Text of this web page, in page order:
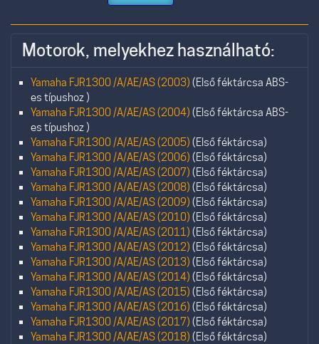
Motorok, melyekhez használható:
Yamaha FJR1300 /A/AE/AS (2003) (Első féktárcsa ABS-
es típushoz )
Yamaha FJR1300 /A/AE/AS (2004) (Első féktárcsa ABS-
es típushoz )
Yamaha FJR1300 /A/AE/AS (2005) (Első féktárcsa)
Yamaha FJR1300 /A/AE/AS (2006) (Első féktárcsa)
Yamaha FJR1300 /A/AE/AS (2007) (Első féktárcsa)
Yamaha FJR1300 /A/AE/AS (2008) (Első féktárcsa)
Yamaha FJR1300 /A/AE/AS (2009) (Első féktárcsa)
Yamaha FJR1300 /A/AE/AS (2010) (Első féktárcsa)
Yamaha FJR1300 /A/AE/AS (2011) (Első féktárcsa)
Yamaha FJR1300 /A/AE/AS (2012) (Első féktárcsa)
Yamaha FJR1300 /A/AE/AS (2013) (Első féktárcsa)
Yamaha FJR1300 /A/AE/AS (2014) (Első féktárcsa)
Yamaha FJR1300 /A/AE/AS (2015) (Első féktárcsa)
Yamaha FJR1300 /A/AE/AS (2016) (Első féktárcsa)
Yamaha FJR1300 /A/AE/AS (2017) (Első féktárcsa)
Yamaha FJR1300 /A/AE/AS (2018) (Első féktárcsa)